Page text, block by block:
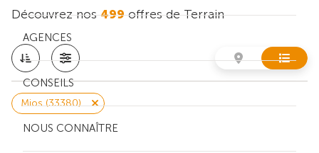
AGENCES
CONSEILS
NOUS CONNAÎTRE
Découvrez nos499offres de Terrain
Mios (33380)